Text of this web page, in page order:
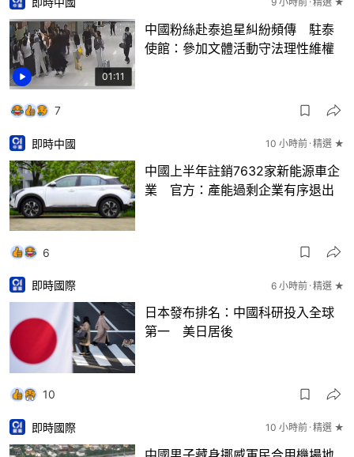
01:11
中國粉絲赴泰追星糾紛頻傳 駐泰
使館：參加文體活動守法理性維權
7
即時中國 10 小時前 精選 ★
中國上半年註銷7632家新能源車企
業 官方：產能過剩企業有序退出
6
即時國際 6 小時前 精選 ★
日本發布排名：中國科研投入全球
第一 美日居後
10
即時國際 10 小時前 精選 ★